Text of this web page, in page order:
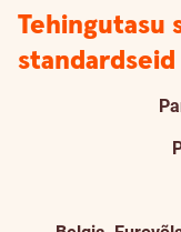
Tehingutasu